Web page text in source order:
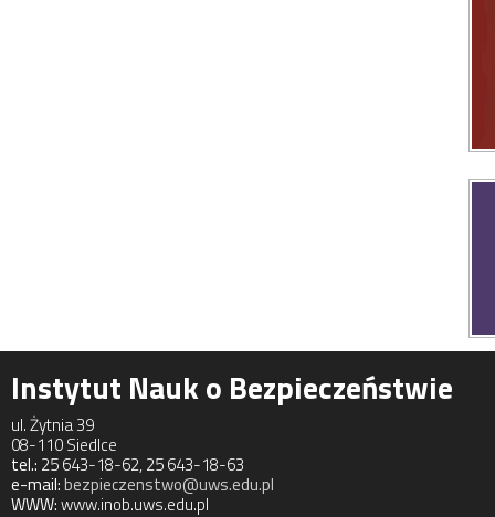
Instytut Nauk o Bezpieczeństwie
ul. Żytnia 39
08-110 Siedlce
tel.: 25 643-18-62, 25 643-18-63
e-mail:bezpieczenstwo@uws.edu.pl
WWW:www.inob.uws.edu.pl